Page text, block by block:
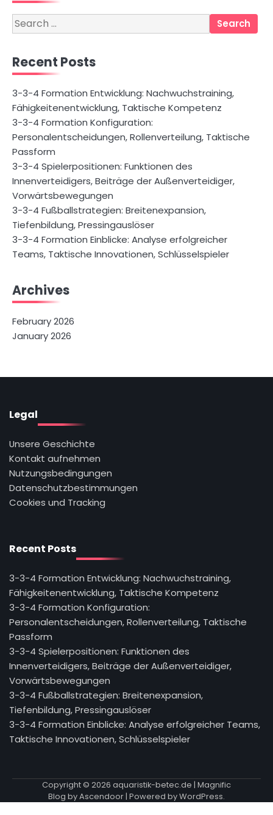
Search
for:
Recent Posts
3-3-4 Formation Entwicklung: Nachwuchstraining,
Fähigkeitenentwicklung, Taktische Kompetenz
3-3-4 Formation Konfiguration:
Personalentscheidungen, Rollenverteilung, Taktische
Passform
3-3-4 Spielerpositionen: Funktionen des
Innenverteidigers, Beiträge der Außenverteidiger,
Vorwärtsbewegungen
3-3-4 Fußballstrategien: Breitenexpansion,
Tiefenbildung, Pressingauslöser
3-3-4 Formation Einblicke: Analyse erfolgreicher
Teams, Taktische Innovationen, Schlüsselspieler
Archives
February 2026
January 2026
Legal
Unsere Geschichte
Kontakt aufnehmen
Nutzungsbedingungen
Datenschutzbestimmungen
Cookies und Tracking
Recent Posts
3-3-4 Formation Entwicklung: Nachwuchstraining,
Fähigkeitenentwicklung, Taktische Kompetenz
3-3-4 Formation Konfiguration:
Personalentscheidungen, Rollenverteilung, Taktische
Passform
3-3-4 Spielerpositionen: Funktionen des
Innenverteidigers, Beiträge der Außenverteidiger,
Vorwärtsbewegungen
3-3-4 Fußballstrategien: Breitenexpansion,
Tiefenbildung, Pressingauslöser
3-3-4 Formation Einblicke: Analyse erfolgreicher Teams,
Taktische Innovationen, Schlüsselspieler
Copyright © 2026 aquaristik-betec.de | Magnific
Blog byAscendoor| Powered byWordPress.